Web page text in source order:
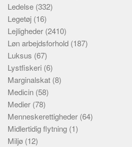
Ledelse (332)
Legetøj (16)
Lejligheder (2410)
Løn arbejdsforhold (187)
Luksus (67)
Lystfiskeri (6)
Marginalskat (8)
Medicin (58)
Medier (78)
Menneskerettigheder (64)
Midlertidig flytning (1)
Miljø (12)